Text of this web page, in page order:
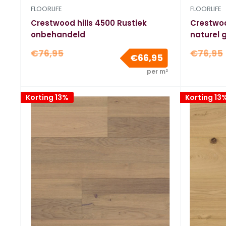
FLOORLIFE
Crestwood hills 4500 Rustiek
onbehandeld
Normale
€76,95 Verkoopprijs
€66,95
per m²
FLOORLIFE
naturel
Normale
€76,95
Korting 13% Korting